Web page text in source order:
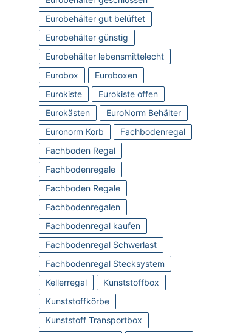
Eurobehälter gut belüftet
Eurobehälter günstig
Eurobehälter lebensmittelecht
Eurobox
Euroboxen
Eurokiste
Eurokiste offen
Eurokästen
EuroNorm Behälter
Euronorm Korb
Fachbodenregal
Fachboden Regal
Fachbodenregale
Fachboden Regale
Fachbodenregalen
Fachbodenregal kaufen
Fachbodenregal Schwerlast
Fachbodenregal Stecksystem
Kellerregal
Kunststoffbox
Kunststoffkörbe
Kunststoff Transportbox